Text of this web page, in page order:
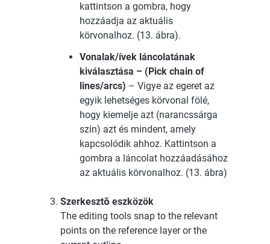
kattintson a gombra, hogy
hozzáadja az aktuális
körvonalhoz. (13. ábra).
Vonalak/ívek láncolatának
kiválasztása – (Pick chain of
lines/arcs) – Vigye az egeret az
egyik lehetséges körvonal fölé,
hogy kiemelje azt (narancssárga
szín) azt és mindent, amely
kapcsolódik ahhoz. Kattintson a
gombra a láncolat hozzáadásához
az aktuális körvonalhoz. (13. ábra)
Szerkesztő eszközök
The editing tools snap to the relevant
points on the reference layer or the